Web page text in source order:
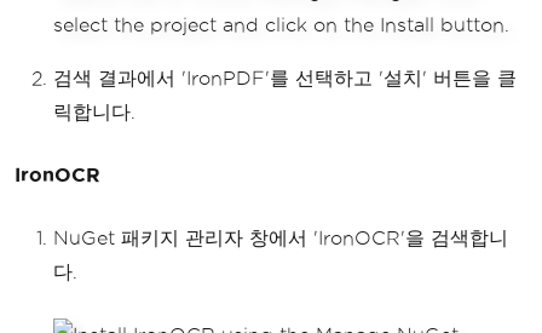
검색 결과에서 'IronPDF'를 선택하고 '설치' 버튼을 클
릭합니다.
IronOCR
NuGet 패키지 관리자 창에서 'IronOCR'을 검색합니
다.